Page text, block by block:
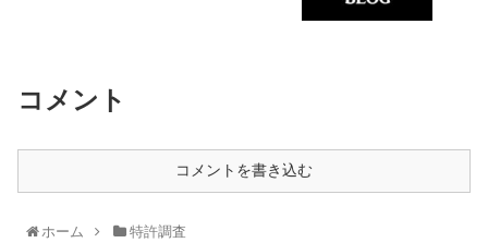
コメント
コメントを書き込む
ホーム 特許調査